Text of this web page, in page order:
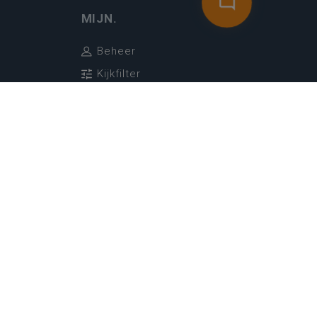
MIJN.
Beheer
Kijkfilter